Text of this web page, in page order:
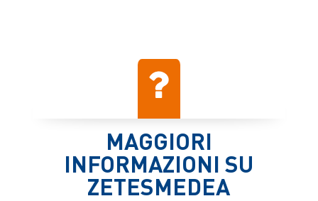
MAGGIORI
INFORMAZIONI SU
ZETESMEDEA